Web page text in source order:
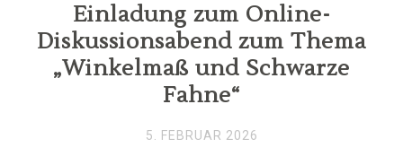
Einladung zum Online-
Diskussionsabend zum Thema
„Winkelmaß und Schwarze
Fahne“
5. FEBRUAR 2026